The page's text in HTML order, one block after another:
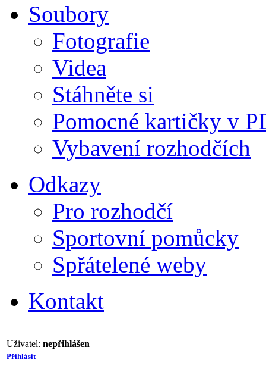
Soubory
Fotografie
Videa
Stáhněte si
Pomocné kartičky v
Vybavení rozhodčích
Odkazy
Pro rozhodčí
Sportovní pomůcky
Spřátelené weby
Kontakt
Uživatel: nepřihlášen
Přihlásit